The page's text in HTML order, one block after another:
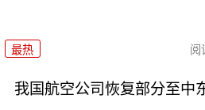
最热 阅
我国航空公司恢复部分至中